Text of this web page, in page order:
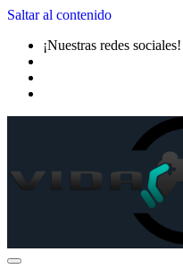
Saltar al contenido
¡Nuestras redes sociales!